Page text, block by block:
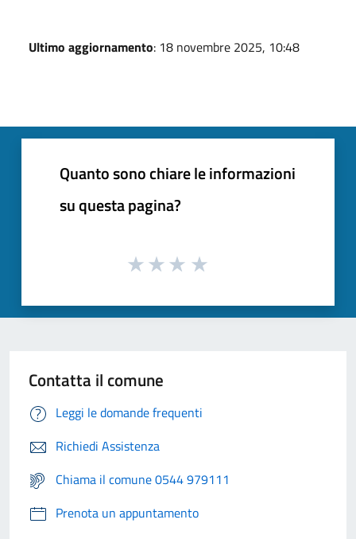
Ultimo aggiornamento: 18 novembre 2025, 10:48
Quanto sono chiare le informazioni
su questa pagina?
Contatta il comune
Leggi le domande frequenti
Richiedi Assistenza
Chiama il comune 0544 979111
Prenota un appuntamento